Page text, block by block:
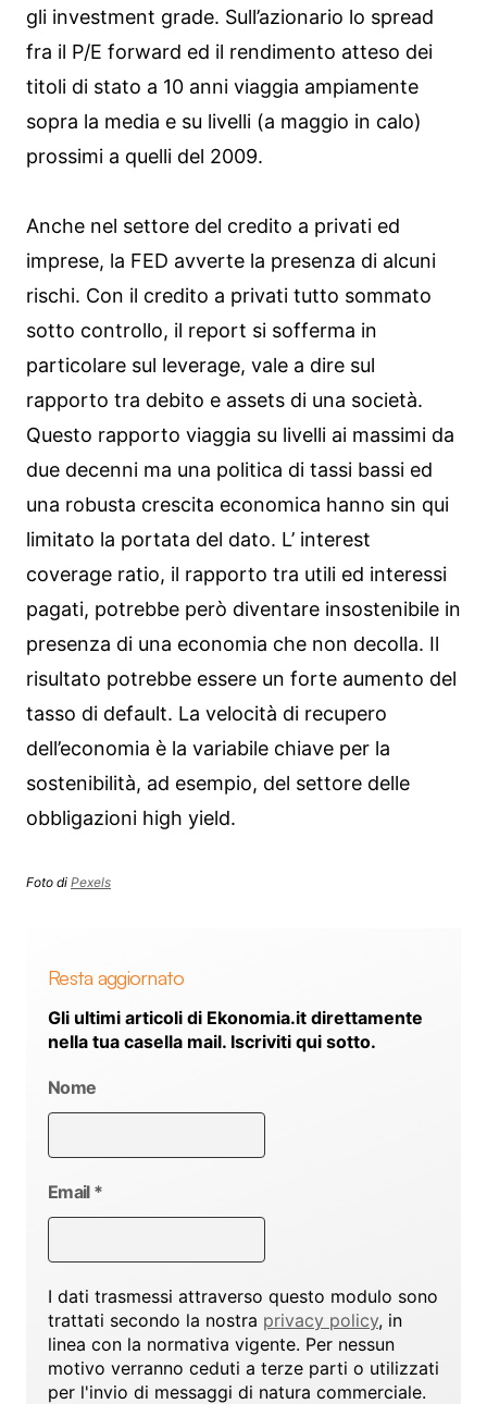
gli investment grade. Sull’azionario lo spread
fra il P/E forward ed il rendimento atteso dei
titoli di stato a 10 anni viaggia ampiamente
sopra la media e su livelli (a maggio in calo)
prossimi a quelli del 2009.
Anche nel settore del credito a privati ed
imprese, la FED avverte la presenza di alcuni
rischi. Con il credito a privati tutto sommato
sotto controllo, il report si sofferma in
particolare sul leverage, vale a dire sul
rapporto tra debito e assets di una società.
Questo rapporto viaggia su livelli ai massimi da
due decenni ma una politica di tassi bassi ed
una robusta crescita economica hanno sin qui
limitato la portata del dato. L’ interest
coverage ratio, il rapporto tra utili ed interessi
pagati, potrebbe però diventare insostenibile in
presenza di una economia che non decolla. Il
risultato potrebbe essere un forte aumento del
tasso di default. La velocità di recupero
dell’economia è la variabile chiave per la
sostenibilità, ad esempio, del settore delle
obbligazioni high yield.
Foto di Pexels
Resta aggiornato
Gli ultimi articoli di Ekonomia.it direttamente
nella tua casella mail. Iscriviti qui sotto.
Nome
Email *
I dati trasmessi attraverso questo modulo sono
trattati secondo la nostra privacy policy, in
linea con la normativa vigente. Per nessun
motivo verranno ceduti a terze parti o utilizzati
per l'invio di messaggi di natura commerciale.